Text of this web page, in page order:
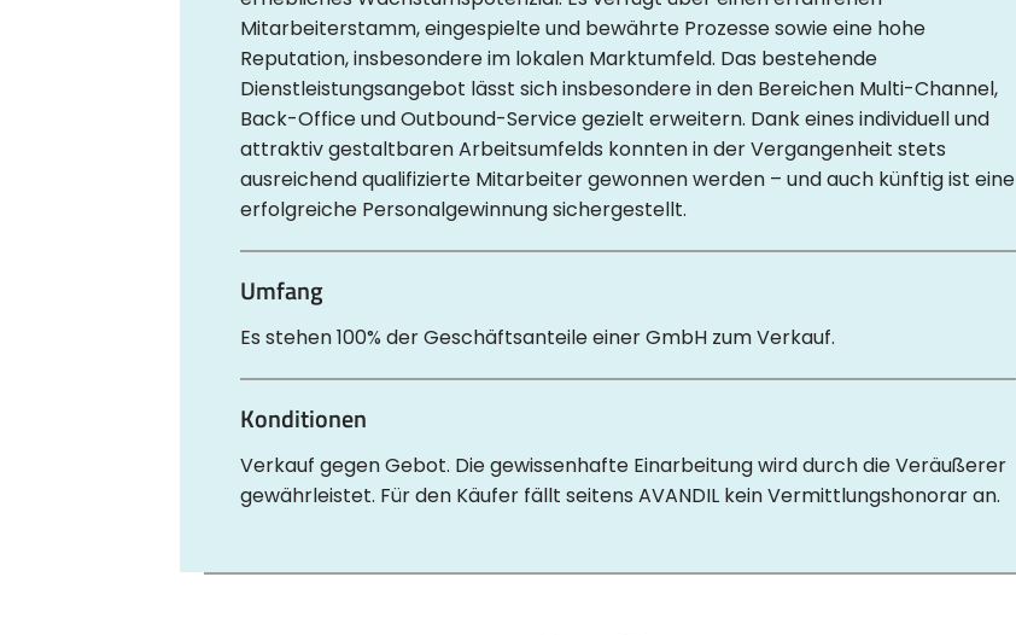
Mitarbeiterstamm, eingespielte und bewährte Prozesse sowie eine hohe
Reputation, insbesondere im lokalen Marktumfeld. Das bestehende
Dienstleistungsangebot lässt sich insbesondere in den Bereichen Multi-Channel,
Back-Office und Outbound-Service gezielt erweitern. Dank eines individuell und
attraktiv gestaltbaren Arbeitsumfelds konnten in der Vergangenheit stets
ausreichend qualifizierte Mitarbeiter gewonnen werden – und auch künftig ist eine
erfolgreiche Personalgewinnung sichergestellt.
Umfang
Es stehen 100% der Geschäftsanteile einer GmbH zum Verkauf.
Konditionen
Verkauf gegen Gebot. Die gewissenhafte Einarbeitung wird durch die Veräußerer
gewährleistet. Für den Käufer fällt seitens AVANDIL kein Vermittlungshonorar an.